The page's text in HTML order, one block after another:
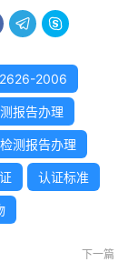
 
2006
报告办理
检测报告办理
认证标准
下一篇